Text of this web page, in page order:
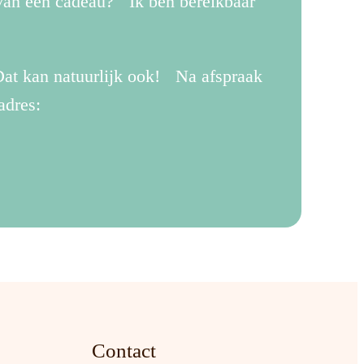
kan natuurlijk ook! Na afspraak
Contact